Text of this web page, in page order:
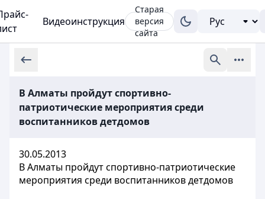
Видеоинструкция
Старая
версия
сайта
В Алматы пройдут спортивно-
патриотические мероприятия среди
воспитанников детдомов
30.05.2013
В Алматы пройдут спортивно-патриотические
мероприятия среди воспитанников детдомов